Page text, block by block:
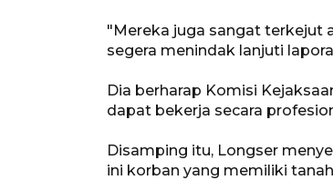
"Mereka juga sangat terkejut
segera menindak lanjuti
Dia berharap Komisi
dapat bekerja secara
Disamping itu, Longser
ini korban yang memiliki